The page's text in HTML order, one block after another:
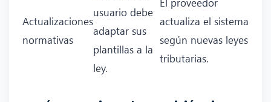
Actualizaciones
normativas
usuario debe
adaptar sus
plantillas a la
ley.
actualiza el sistema
según nuevas leyes
tributarias.